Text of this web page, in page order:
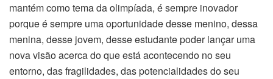
mantém como tema da olimpíada, é sempre inovador
porque é sempre uma oportunidade desse menino, dessa
menina, desse jovem, desse estudante poder lançar uma
nova visão acerca do que está acontecendo no seu
entorno, das fragilidades, das potencialidades do seu